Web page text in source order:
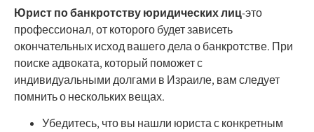
Юрист по банкротству юридических лиц-это
профессионал, от которого будет зависеть
окончательных исход вашего дела о банкротстве. При
поиске адвоката, который поможет с
индивидуальными долгами в Израиле, вам следует
помнить о нескольких вещах.
Убедитесь, что вы нашли юриста с конкретным